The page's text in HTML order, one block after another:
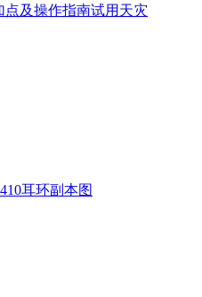
点及操作指南试用天灾
耳环副本图